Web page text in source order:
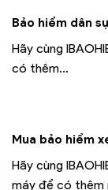
Bảo hiểm dân
Hãy cùng
có thêm...
Mua bảo hiểm
Hãy cùng
máy để có thêm